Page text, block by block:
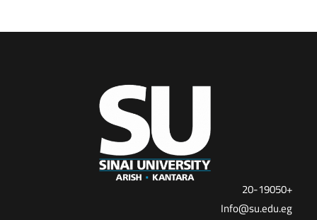
+20-19050
Info@su.edu.eg